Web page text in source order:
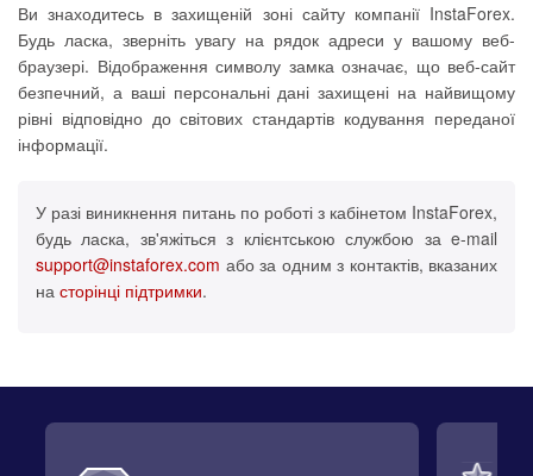
Ви знаходитесь в захищеній зоні сайту компанії InstaForex.
Будь ласка, зверніть увагу на рядок адреси у вашому веб-
браузері. Відображення символу замка означає, що веб-сайт
безпечний, а ваші персональні дані захищені на найвищому
рівні відповідно до світових стандартів кодування переданої
інформації.
У разі виникнення питань по роботі з кабінетом InstaForex,
будь ласка, зв'яжіться з клієнтською службою за e-mail
support@instaforex.com або за одним з контактів, вказаних
на сторінці підтримки.